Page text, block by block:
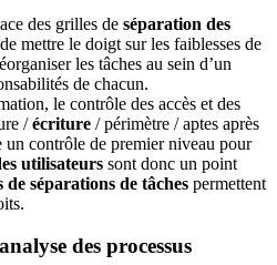
des grilles de séparation des
mettre le doigt sur les faiblesses de
les tâches au sein d’un
de chacun.
le contrôle des accès et des
/écriture / périmètre / aptes après
contrôle de premier niveau pour
utilisateurs sont donc un point
de séparations de tâches permettent
des processus